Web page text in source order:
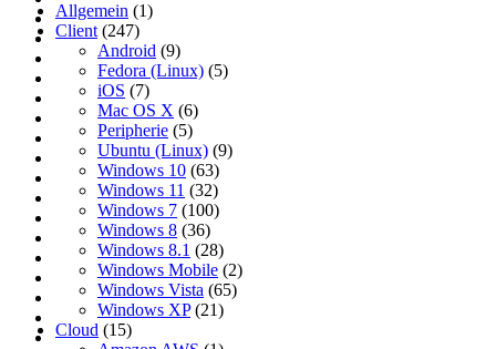
Allgemein (1)
Client (247)
Android (9)
Fedora (Linux) (5)
iOS (7)
Mac OS X (6)
Peripherie (5)
Ubuntu (Linux) (9)
Windows 10 (63)
Windows 11 (32)
Windows 7 (100)
Windows 8 (36)
Windows 8.1 (28)
Windows Mobile (2)
Windows Vista (65)
Windows XP(21)
Cloud (15)